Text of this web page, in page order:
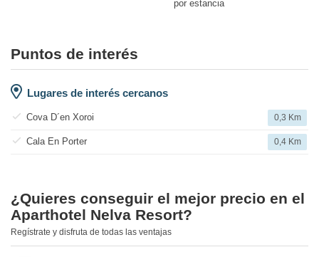
por estancia
Puntos de interés
Lugares de interés cercanos
Cova D´en Xoroi 0,3 Km
Cala En Porter 0,4 Km
¿Quieres conseguir el mejor precio en el
Aparthotel Nelva Resort?
Regístrate y disfruta de todas las ventajas